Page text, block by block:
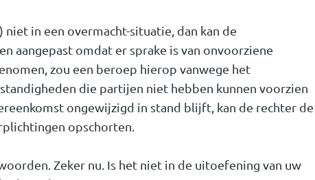
in een overmacht-situatie, dan kan de
aangepast omdat er sprake is van onvoorziene
zou een beroep hierop vanwege het
die partijen niet hebben kunnen voorzien
ongewijzigd in stand blijft, kan de rechter de
opschorten.
Zeker nu. Is het niet in de uitoefening van uw